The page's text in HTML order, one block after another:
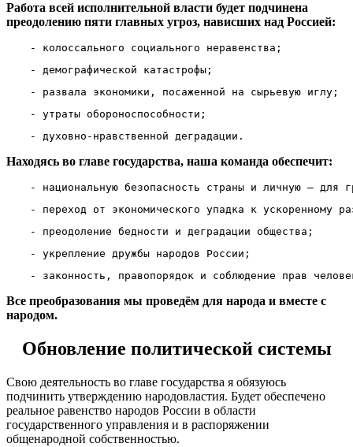
Работа всей исполнительной власти будет подчинена
преодолению пяти главных угроз, нависших над Россией:
- колоссального социального неравенства;
- демографической катастрофы;
- развала экономики, посаженной на сырьевую иглу;
- утраты обороноспособности;
- духовно-нравственной деградации.
Находясь во главе государства, наша команда обеспечит:
- национальную безопасность страны и личную – для
- переход от экономического упадка к ускоренному
- преодоление бедности и деградации общества;
- укрепление дружбы народов России;
- законность, правопорядок и соблюдение прав
Все преобразования мы проведём для народа и вместе с
народом.
Обновление политической системы
Свою деятельность во главе государства я обязуюсь
подчинить утверждению народовластия. Будет обеспечено
реальное равенство народов России в области
государственного управления и в распоряжении
общенародной собственностью.